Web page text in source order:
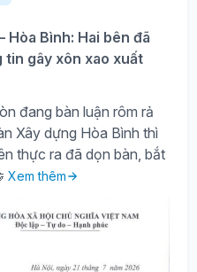
Hòa Bình: Hai bên đã
gây xôn xao xuất
đang bàn luận rôm rả
Xây dựng Hòa Bình thì
thực ra đã dọn bàn, bắt
Xem thêm